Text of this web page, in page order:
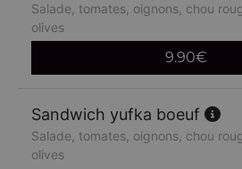
Salade, tomates, oignons, chou
olives
9.90€
Sandwich yufka boeuf
Salade, tomates, oignons, chou
olives